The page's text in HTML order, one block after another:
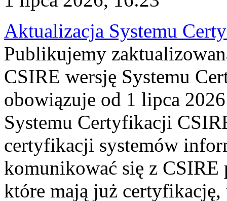
Aktualizacja Systemu
Publikujemy
CSIRE wersję Systemu
obowiązuje od 1 lipca
Systemu Certyfikacji
certyfikacji systemów
komunikować się z
które mają już